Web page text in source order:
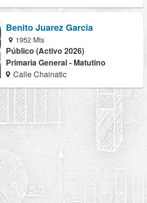
Benito Juarez Garcia
1952 Mts
Público (Activo 2026)
Primaria General - Matutino
Calle Chainatic